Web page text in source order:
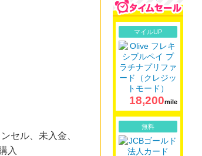
セル、未入金、
入
マイルUP
18,200mile
無料